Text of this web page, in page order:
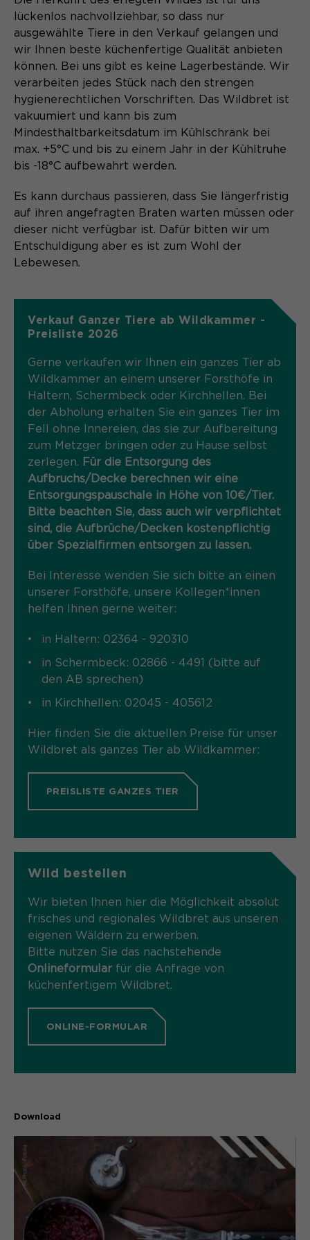
Zweck
Content Management System dieser
Webseite. Diese Basis-Cookies sind
unerlässlich, damit Ihr Besuch auf der
Website angenehm und flüssig wird:
Sie ermöglichen es der Website, Sie
zu erkennen und somit Ihre Sitzung
offen zu halten. Es speichert bei
einem Benutzer-Login für einen
"hash-Wert") zum entsprechenden
Datenbankeintrag des Nutzers.
Name PHPSESSID
Anbieter
gelöscht.
Zweck
PHPs Standard Sitzungs- Identifikation
Anbieter TYPO3
Laufzeit Ende der Sitzung
Zweck
Dieser Cookie teilt der Webseite mit,
ob ein Besucher im Typo3-Backend
diese zu verwalten.
Name cookie_optin
Anbieter Sgalinski
Laufzeit 1 Monat
Zweck
Speichert den Zustimmungsstatus des
Benutzers für Cookies auf der
Name _pk_id*
Anbieter
Laufzeit 13 Monate
Dient zur anonymen
Wiedererkennung eines Besuchers.
Anbieter Matomo
Laufzeit 30 Minuten
Anbieter Matomo
Laufzeit 6 Monate
Zweck Speichert die Herkunft des Besuchers.
Name MATOMO_SESSID
Anbieter Matomo
Zweck
Temporäre Session-ID, ohne
personenbezogene Daten.
Cookie-Informationen
Aktivierung Mehrsprachigkeit
Diese Cookies ermöglichen die automatische
Übersetzung der Website-Inhalte durch GTranslate.
Name googtrans
Anbieter GTranslate Inc.
Speichert die vom Nutzer gewählte
Sprache für die automatische
Übersetzung der Website.
Cookie-Informationen
lückenlos nachvollziehbar, so dass nur
ausgewählte Tiere in den Verkauf gelangen und
wir Ihnen beste küchenfertige Qualität anbieten
können. Bei uns gibt es keine Lagerbestände. Wir
verarbeiten jedes Stück nach den strengen
hygienerechtlichen Vorschriften. Das Wildbret ist
vakuumiert und kann bis zum
Mindesthaltbarkeitsdatum im Kühlschrank bei
max. +5°C und bis zu einem Jahr in der Kühltruhe
bis -18°C aufbewahrt werden.
Es kann durchaus passieren, dass Sie längerfristig
auf ihren angefragten Braten warten müssen oder
dieser nicht verfügbar ist. Dafür bitten wir um
Entschuldigung aber es ist zum Wohl der
Lebewesen.
Verkauf Ganzer Tiere ab Wildkammer -
Preisliste 2026
Gerne verkaufen wir Ihnen ein ganzes Tier ab
Wildkammer an einem unserer Forsthöfe in
Haltern, Schermbeck oder Kirchhellen. Bei
der Abholung erhalten Sie ein ganzes Tier im
Fell ohne Innereien, das sie zur Aufbereitung
zum Metzger bringen oder zu Hause selbst
zerlegen. Für die Entsorgung des
Aufbruchs/Decke berechnen wir eine
Entsorgungspauschale in Höhe von 10€/Tier.
Bitte beachten Sie, dass auch wir verpflichtet
sind, die Aufbrüche/Decken kostenpflichtig
über Spezialfirmen entsorgen zu lassen.
Bei Interesse wenden Sie sich bitte an einen
unserer Forsthöfe, unsere Kollegen*innen
helfen Ihnen gerne weiter:
in Haltern: 02364 - 920310
in Schermbeck: 02866 - 4491 (bitte auf
den AB sprechen)
in Kirchhellen: 02045 - 405612
Hier finden Sie die aktuellen Preise für unser
Wildbret als ganzes Tier ab Wildkammer:
PREISLISTE GANZES TIER
Wild bestellen
Wir bieten Ihnen hier die Möglichkeit absolut
frisches und regionales Wildbret aus unseren
eigenen Wäldern zu erwerben.
Bitte nutzen Sie das nachstehende
Onlineformular für die Anfrage von
küchenfertigem Wildbret.
ONLINE-FORMULAR
Download